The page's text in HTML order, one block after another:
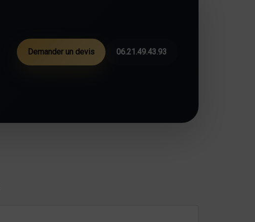
Demander un devis 06.21.49.43.93